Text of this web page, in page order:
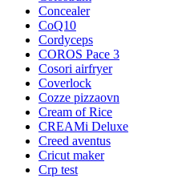
Concealer
CoQ10
Cordyceps
COROS Pace 3
Cosori airfryer
Coverlock
Cozze pizzaovn
Cream of Rice
CREAMi Deluxe
Creed aventus
Cricut maker
Crp test